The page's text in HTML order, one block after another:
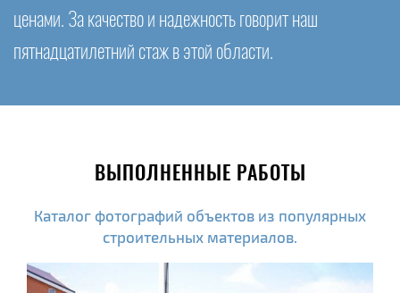
ценами. За качество и надежность говорит наш
пятнадцатилетний стаж в этой области.
ВЫПОЛНЕННЫЕ РАБОТЫ
Каталог фотографий объектов из популярных
строительных материалов.